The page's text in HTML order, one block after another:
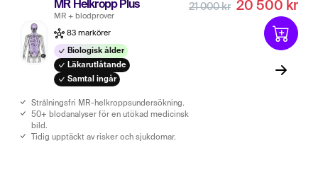
MR Helkropp Plus
MR + blodprover
83 markörer
Biologisk ålder
Läkarutlåtande
Samtal ingår
Strålningsfri MR-helkroppsundersökning.
50+ blodanalyser för en utökad medicinsk
bild.
Tidig upptäckt av risker och sjukdomar.
21 000 kr 20 500 kr